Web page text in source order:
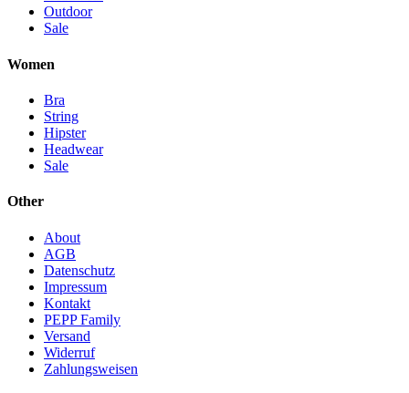
Outdoor
Sale
Women
Bra
String
Hipster
Headwear
Sale
Other
About
AGB
Datenschutz
Impressum
Kontakt
PEPP Family
Versand
Widerruf
Zahlungsweisen